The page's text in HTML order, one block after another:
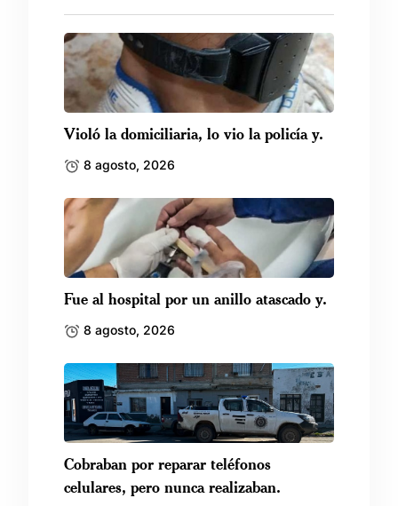
Violó la domiciliaria, lo vio la policía y.
8 agosto, 2026
Fue al hospital por un anillo atascado y.
8 agosto, 2026
Cobraban por reparar teléfonos
celulares, pero nunca realizaban.